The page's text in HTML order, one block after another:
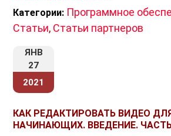
Категории: Программное
Статьи, Статьи партнеров
ЯНВ
27
2021
КАК РЕДАКТИРОВАТЬ ВИДЕО
НАЧИНАЮЩИХ. ВВЕДЕНИЕ.